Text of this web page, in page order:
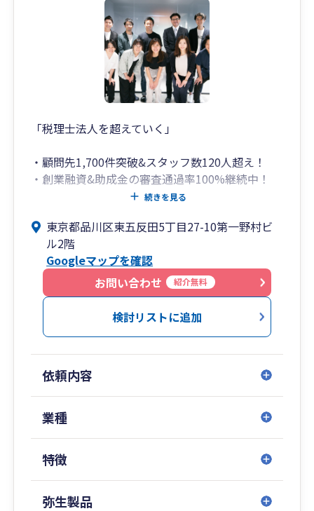
「税理士法人を超えていく」
・顧問先1,700件突破&スタッフ数120人超え！
・創業融資&助成金の審査通過率100%継続中！
（社会保険労務士法人併設）
無料！（登記は司法書士が行います）
・弥生会計の全サービス&ソフトに精通！（freee
も全体のわずか数%しかいない五つ星認定アドバ
・スタートアップの創業支援から売上数百億円規
模の大企業の事業承継まで対応可能！
な専門知識とコミュニケーション能力を兼ね備え
た人材が、中小企業向けに税務サービスを展開す
る稀有な税理士法人です。
入支援」「大企業の税務顧問」などを得意として
おり、中でも資金調達は、社会保険労務士法人併
設のため、融資や補助金から助成金までワンスト
続きを見る
東京都品川区東五反田5丁目27-10第一野村ビ
ル2階
Googleマップを確認
お問い合わせ
紹介無料
検討リストに追加
依頼内容
業種
特徴
弥生製品